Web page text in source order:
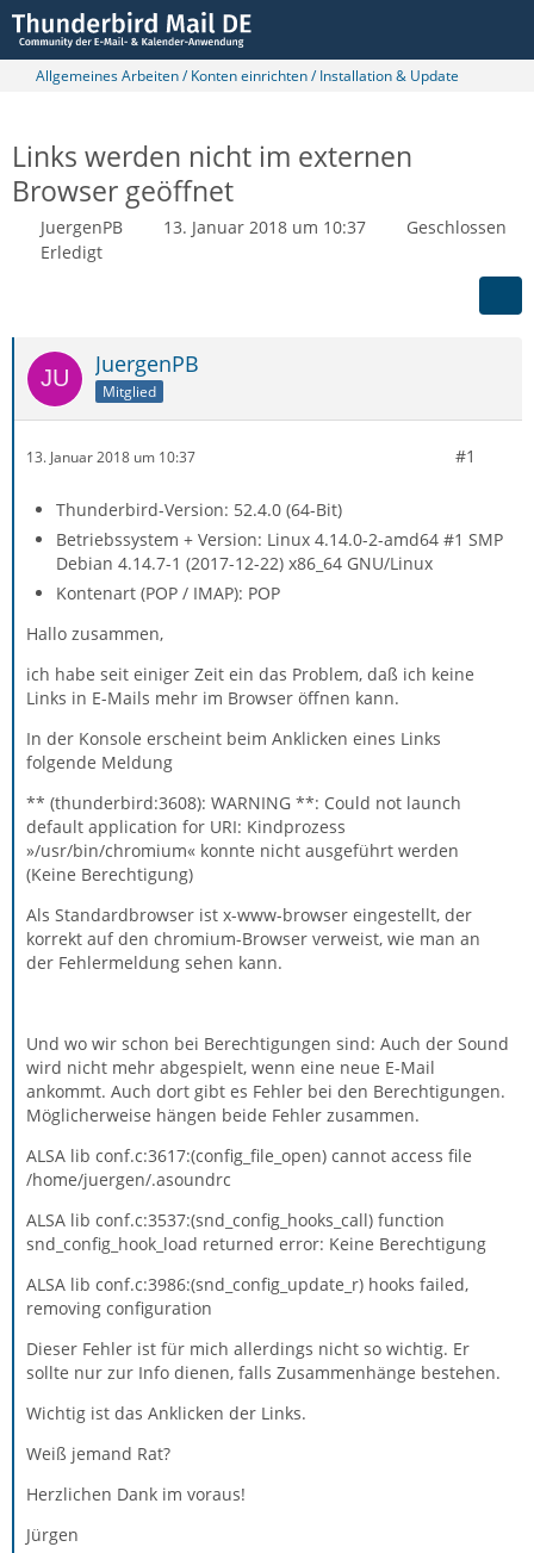
Allgemeines Arbeiten / Konten einrichten / Installation & Update
Links werden nicht im externen
Browser geöffnet
JuergenPB 13. Januar 2018 um 10:37
Geschlossen
Erledigt
JuergenPB
Mitglied
13. Januar 2018 um 10:37 #1
Thunderbird-Version: 52.4.0 (64-Bit)
Betriebssystem + Version: Linux 4.14.0-2-amd64 #1 SMP
Debian 4.14.7-1 (2017-12-22) x86_64 GNU/Linux
Kontenart (POP / IMAP): POP
Hallo zusammen,
ich habe seit einiger Zeit ein das Problem, daß ich keine
Links in E-Mails mehr im Browser öffnen kann.
In der Konsole erscheint beim Anklicken eines Links
folgende Meldung
** (thunderbird:3608): WARNING **: Could not launch
default application for URI: Kindprozess
»/usr/bin/chromium« konnte nicht ausgeführt werden
(Keine Berechtigung)
Als Standardbrowser ist x-www-browser eingestellt, der
korrekt auf den chromium-Browser verweist, wie man an
der Fehlermeldung sehen kann.
Und wo wir schon bei Berechtigungen sind: Auch der Sound
wird nicht mehr abgespielt, wenn eine neue E-Mail
ankommt. Auch dort gibt es Fehler bei den Berechtigungen.
Möglicherweise hängen beide Fehler zusammen.
ALSA lib conf.c:3617:(config_file_open) cannot access file
/home/juergen/.asoundrc
ALSA lib conf.c:3537:(snd_config_hooks_call) function
snd_config_hook_load returned error: Keine Berechtigung
ALSA lib conf.c:3986:(snd_config_update_r) hooks failed,
removing configuration
Dieser Fehler ist für mich allerdings nicht so wichtig. Er
sollte nur zur Info dienen, falls Zusammenhänge bestehen.
Wichtig ist das Anklicken der Links.
Weiß jemand Rat?
Herzlichen Dank im voraus!
Jürgen